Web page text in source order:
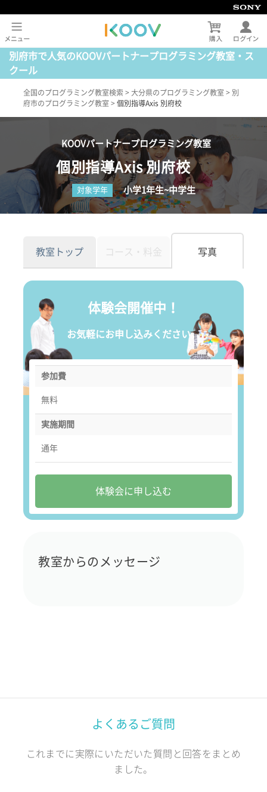
別府市で人気のKOOVパートナープログラミング教室・ス
クール
全国のプログラミング教室検索 > 大分県のプログラミング教室 > 別
府市のプログラミング教室 > 個別指導Axis 別府校
KOOVパートナープログラミング教室
個別指導Axis 別府校
対象学年 小学1年生~中学生
教室トップ コース・料金 写真
体験会開催中！
お気軽にお申し込みください。
参加費
無料
実施期間
通年
体験会に申し込む
教室からのメッセージ
よくあるご質問
これまでに実際にいただいた質問と回答をまとめ
ました。